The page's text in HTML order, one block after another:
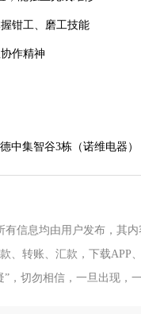
钳工、磨工技能
作精神
中集智谷3栋（诺维电器）
信息均由用户发布，其
、转账、汇款，下载
，切勿相信，一旦出现，